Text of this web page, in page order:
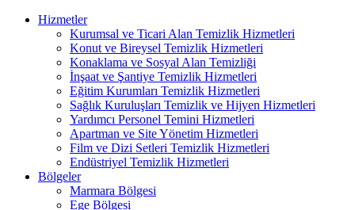
Hizmetler
Kurumsal ve Ticari Alan Temizlik Hizmetleri
Konut ve Bireysel Temizlik Hizmetleri
Konaklama ve Sosyal Alan Temizliği
İnşaat ve Şantiye Temizlik Hizmetleri
Eğitim Kurumları Temizlik Hizmetleri
Sağlık Kuruluşları Temizlik ve Hijyen Hizmetleri
Yardımcı Personel Temini Hizmetleri
Apartman ve Site Yönetim Hizmetleri
Film ve Dizi Setleri Temizlik Hizmetleri
Endüstriyel Temizlik Hizmetleri
Bölgeler
Marmara Bölgesi
Ege Bölgesi